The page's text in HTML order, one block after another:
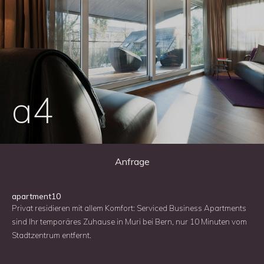
a4
Anfrage
apartment10
Privat residieren mit allem Komfort: Serviced Business Apartments
sind Ihr temporäres Zuhause in Muri bei Bern, nur 10 Minuten vom
Stadtzentrum entfernt.